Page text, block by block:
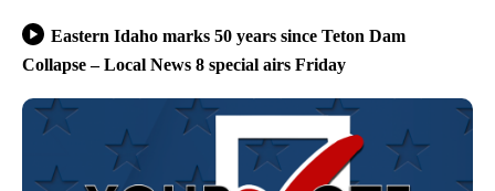
Eastern Idaho marks 50 years since Teton Dam
Collapse – Local News 8 special airs Friday